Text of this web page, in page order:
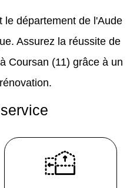
le département de l'Aude
Assurez la réussite de
à Coursan (11) grâce à un